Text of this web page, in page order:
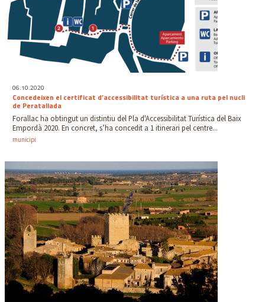
06.10.2020
Concedeixen el certificat d’accessibilitat turística a una ruta pel nucli
de Peratallada
Forallac ha obtingut un distintiu del Pla d'Accessibilitat Turística del Baix
Empordà 2020. En concret, s’ha concedit a 1 itinerari pel centre...
municipi